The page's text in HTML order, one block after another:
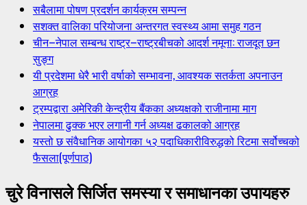
सबैलामा पोषण प्रदर्शन कार्यक्रम सम्पन्न
सशक्त वालिका परियोजना अन्तरगत स्वस्थ्य आमा समुह गठन
चीन–नेपाल सम्बन्ध राष्ट्र–राष्ट्रबीचको आदर्श नमूना: राजदूत छन
सुङ्ग
यी प्रदेशमा धेरै भारी वर्षाको सम्भावना, आवश्यक सतर्कता अपनाउन
आग्रह
ट्रम्पद्वारा अमेरिकी केन्द्रीय बैंकका अध्यक्षको राजीनामा माग
नेपालमा ढुक्क भएर लगानी गर्न अध्यक्ष ढकालको आग्रह
यस्तो छ संवैधानिक आयोगका ५२ पदाधिकारीविरुद्धको रिटमा सर्वोच्चको
फैसला(पूर्णपाठ)
चुरे विनासले सिर्जित समस्या र समाधानका उपायहरु